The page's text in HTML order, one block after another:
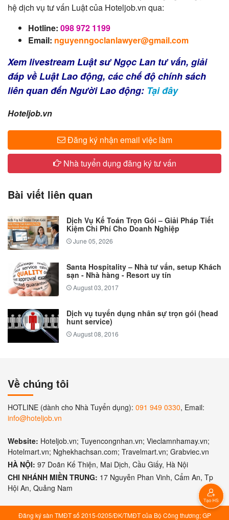
hệ dịch vụ tư vấn Luật của Hoteljob.vn qua:
Hotline: 098 972 1199
Email: nguyenngoclanlawyer@gmail.com
Xem livestream Luật sư Ngọc Lan tư vấn, giải
đáp về Luật Lao động, các chế độ chính sách
liên quan đến Người Lao động: Tại đây​
Hoteljob.vn
Đăng ký nhận email việc làm
Nhà tuyển dụng đăng ký tư vấn
Bài viết liên quan
Dịch Vụ Kế Toán Trọn Gói – Giải Pháp Tiết
Kiệm Chi Phí Cho Doanh Nghiệp
June 05, 2026
Santa Hospitality – Nhà tư vấn, setup Khách
sạn - Nhà hàng - Resort uy tín
August 03, 2017
Dịch vụ tuyển dụng nhân sự trọn gói (head
hunt service)
August 08, 2016
Về chúng tôi
HOTLINE (dành cho Nhà Tuyển dụng): 091 949 0330, Email:
info@hoteljob.vn
Website: Hoteljob.vn; Tuyencongnhan.vn; Vieclamnhamay.vn;
Hotelmart.vn; Nghekhachsan.com; Travelmart.vn; Grabviec.vn
HÀ NỘI: 97 Doãn Kế Thiện, Mai Dịch, Cầu Giấy, Hà Nội
CHI NHÁNH MIỀN TRUNG: 17 Nguyễn Phan Vinh, Cẩm An, Tp
Hội An, Quảng Nam
Đăng ký sàn TMĐT số 2015-0205/ĐK/TMĐT của Bộ Công thương; GP